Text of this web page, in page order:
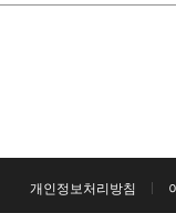
개인정보처리방침